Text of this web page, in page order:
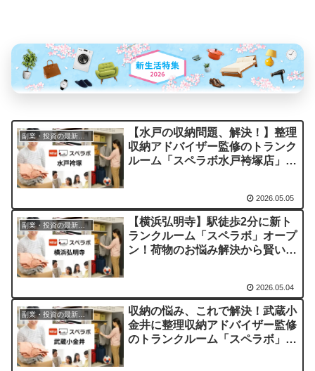
副業・投資の最新情報まとめ
【水戸の収納問題、解決！】整理
収納アドバイザー監修のトランク
ルーム「スペラボ水戸袴塚店」が
2026.05.05
副業・投資の最新情報まとめ
【横浜弘明寺】駅徒歩2分に新ト
ランクルーム「スペラボ」オープ
ン！荷物のお悩み解決から賢い資
2026.05.04
副業・投資の最新情報まとめ
収納の悩み、これで解決！武蔵小
金井に整理収納アドバイザー監修
のトランクルーム「スペラボ」が